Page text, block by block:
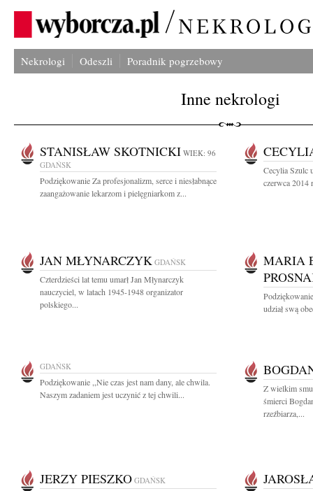
Nekrologi Odeszli Poradnik pogrzebowy
Inne nekrologi
STANISŁAW SKOTNICKI WIEK: 96
GDAŃSK
Podziękowanie Za profesjonalizm, serce i niesłabnące
zaangażowanie lekarzom i pielęgniarkom z...
Cecylia Szulc
czerwca 2014
JAN MŁYNARCZYK GDAŃSK
Czterdzieści lat temu umarł Jan Młynarczyk
nauczyciel, w latach 1945-1948 organizator
polskiego...
MARIA
udział swą
GDAŃSK
Podziękowanie ,,Nie czas jest nam dany, ale chwila.
Naszym zadaniem jest uczynić z tej chwili...
Z wielkim
śmierci
rzeźbiarza,...
JERZY PIESZKO GDAŃSK